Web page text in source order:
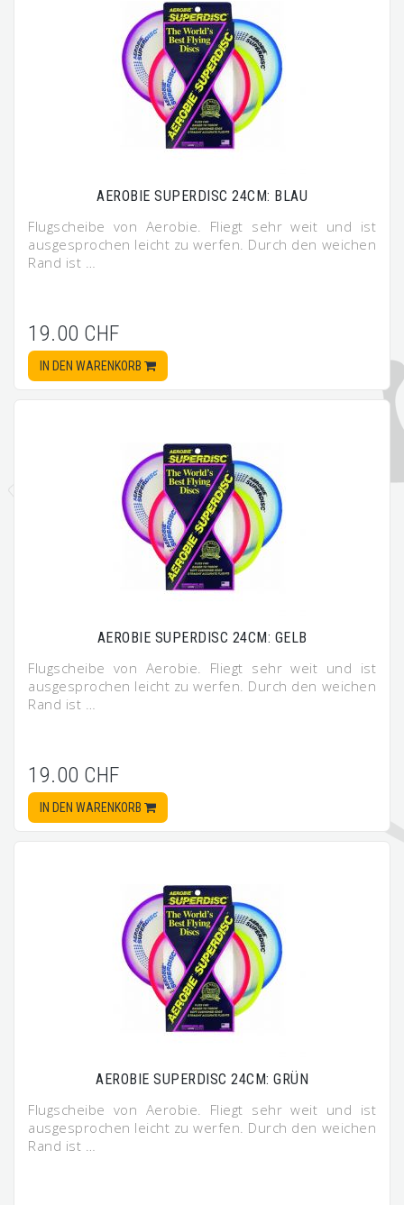
AEROBIE SUPERDISC 24CM: BLAU
Flugscheibe von Aerobie. Fliegt sehr weit und ist
ausgesprochen leicht zu werfen. Durch den weichen
Rand ist …
19.00 CHF
IN DEN WARENKORB
AEROBIE SUPERDISC 24CM: GELB
Flugscheibe von Aerobie. Fliegt sehr weit und ist
ausgesprochen leicht zu werfen. Durch den weichen
Rand ist …
19.00 CHF
IN DEN WARENKORB
AEROBIE SUPERDISC 24CM: GRÜN
Flugscheibe von Aerobie. Fliegt sehr weit und ist
ausgesprochen leicht zu werfen. Durch den weichen
Rand ist …